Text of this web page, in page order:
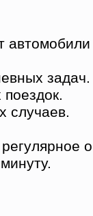
задач.
случаев.